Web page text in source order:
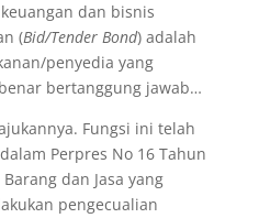
dan bisnis
(Bid/Tender Bond) adalah
penyedia yang
bertanggung jawab…
Fungsi ini telah
Perpres No 16 Tahun
dan Jasa yang
pengecualian